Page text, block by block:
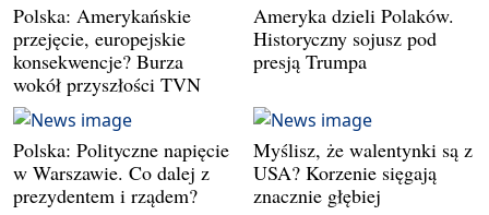
Polska: Amerykańskie
przejęcie, europejskie
konsekwencje? Burza
wokół przyszłości TVN
Ameryka dzieli Polaków.
Historyczny sojusz pod
presją Trumpa
Polska: Polityczne napięcie
w Warszawie. Co dalej z
prezydentem i rządem?
Myślisz, że walentynki są z
USA? Korzenie sięgają
znacznie głębiej